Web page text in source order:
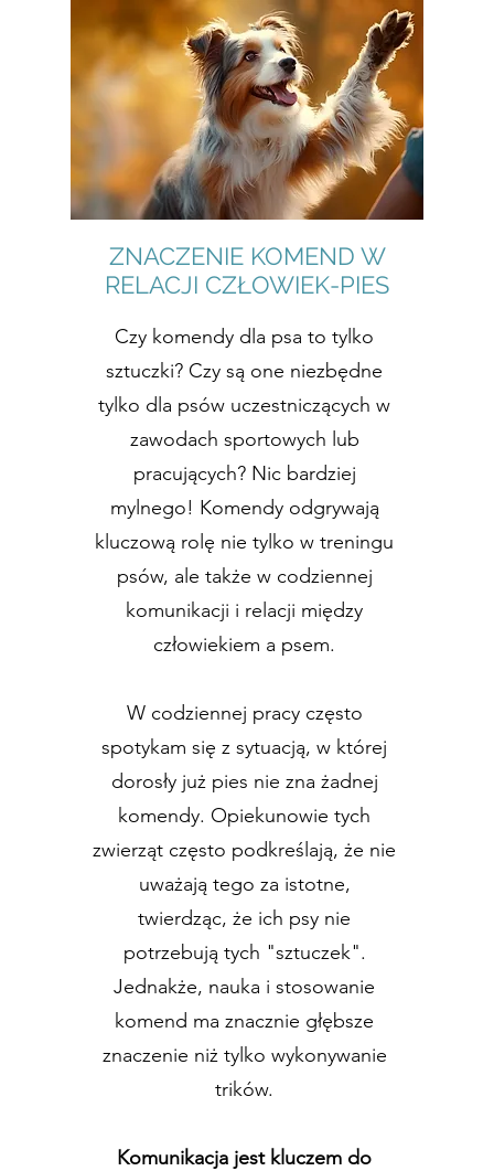
ZNACZENIE KOMEND W
RELACJI CZŁOWIEK-PIES
Czy komendy dla psa to tylko
sztuczki? Czy są one niezbędne
tylko dla psów uczestniczących w
zawodach sportowych lub
pracujących? Nic bardziej
mylnego! Komendy odgrywają
kluczową rolę nie tylko w treningu
psów, ale także w codziennej
komunikacji i relacji między
człowiekiem a psem.
W codziennej pracy często
spotykam się z sytuacją, w której
dorosły już pies nie zna żadnej
komendy. Opiekunowie tych
zwierząt często podkreślają, że nie
uważają tego za istotne,
twierdząc, że ich psy nie
potrzebują tych "sztuczek".
Jednakże, nauka i stosowanie
komend ma znacznie głębsze
znaczenie niż tylko wykonywanie
trików.
Komunikacja jest kluczem do